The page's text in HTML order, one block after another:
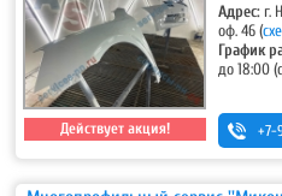
Действует акция!
Адрес: г.
оф. 46(
График
до 18:00